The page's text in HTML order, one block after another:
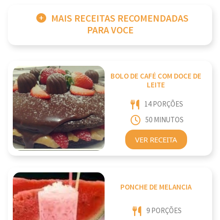
MAIS RECEITAS RECOMENDADAS
PARA VOCE
BOLO DE CAFÉ COM DOCE DE
LEITE
14 PORÇÕES
50 MINUTOS
VER RECEITA
PONCHE DE MELANCIA
9 PORÇÕES